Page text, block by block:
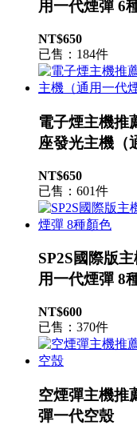
用一代煙彈 6
NT$650
已售：184件
電子煙主機推
座發光主機（
NT$650
已售：601件
SP2S國際版
用一代煙彈 8
NT$600
已售：370件
空煙彈主機推
彈一代空殼